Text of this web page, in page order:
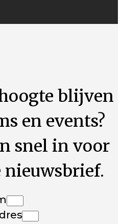
blijven
en events?
snel in voor
nieuwsbrief.